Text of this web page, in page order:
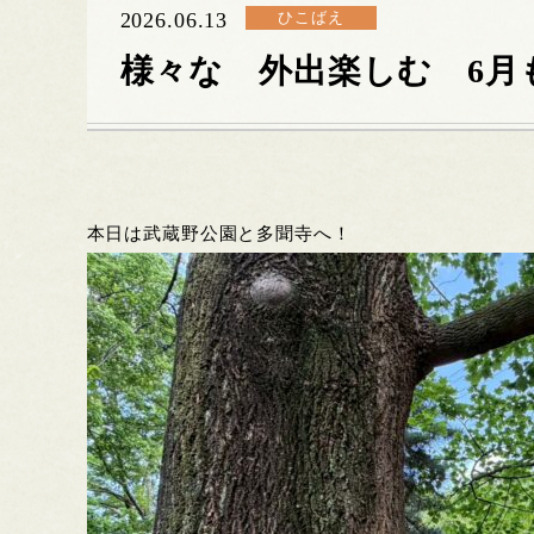
2026.06.13 ひこばえ
様々な 外出楽しむ 6月
本日は武蔵野公園と多聞寺へ！